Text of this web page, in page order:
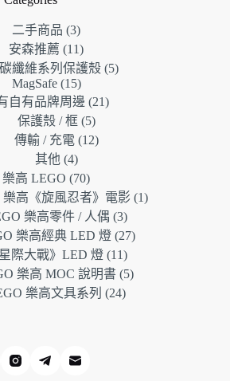
二手商品 33
個
產
品
安森推薦 1111
個
產
品
纖維系列保護殼 55
MagSafe 1515
個
產
品
自有品牌周邊 2121
保護殼 / 框 55
個
傳輸 / 充電 1212
品
其他 44
個
產
品
樂高 LEGO 7070
個
產
品
樂高《旋風忍者》電影 11
樂高零件 / 人偶 33
個
產
品
樂高經典 LED 燈 2727
產
星際大戰》LED 燈 1111
個
產
樂高 MOC 說明書 55
樂高文具系列 2424